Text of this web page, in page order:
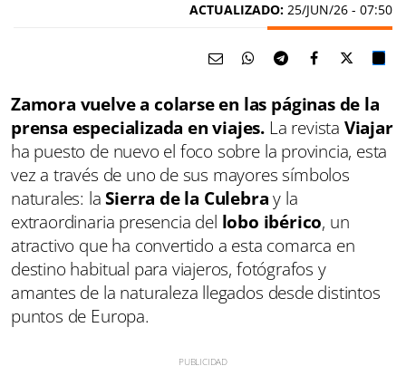
ACTUALIZADO: 25/JUN/26 - 07:50
Zamora vuelve a colarse en las páginas de la
prensa especializada en viajes. La revista Viajar
ha puesto de nuevo el foco sobre la provincia, esta
vez a través de uno de sus mayores símbolos
naturales: laSierra de la Culebray la
extraordinaria presencia del lobo ibérico, un
atractivo que ha convertido a esta comarca en
destino habitual para viajeros, fotógrafos y
amantes de la naturaleza llegados desde distintos
puntos de Europa.